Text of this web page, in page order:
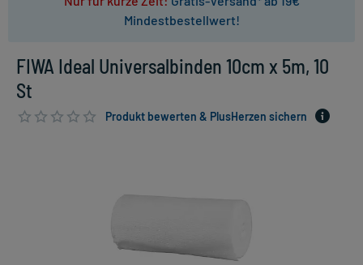
Mindestbestellwert!
FIWA Ideal Universalbinden 10cm x 5m, 10
St
Produkt bewerten & PlusHerzen sichern